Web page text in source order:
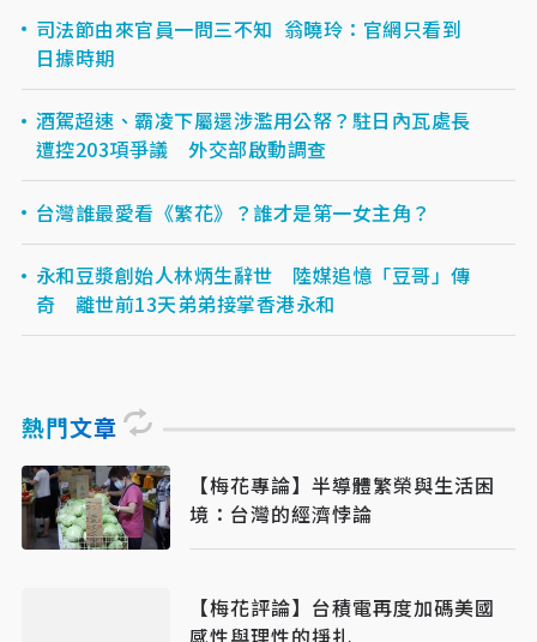
司法節由來官員一問三不知 翁曉玲：官網只看到
日據時期
酒駕超速、霸凌下屬還涉濫用公帑？駐日內瓦處長
遭控203項爭議 外交部啟動調查
台灣誰最愛看《繁花》？誰才是第一女主角？
永和豆漿創始人林炳生辭世 陸媒追憶「豆哥」傳
奇 離世前13天弟弟接掌香港永和
熱門文章
【梅花專論】半導體繁榮與生活困
境：台灣的經濟悖論
【梅花評論】台積電再度加碼美國
感性與理性的掙扎